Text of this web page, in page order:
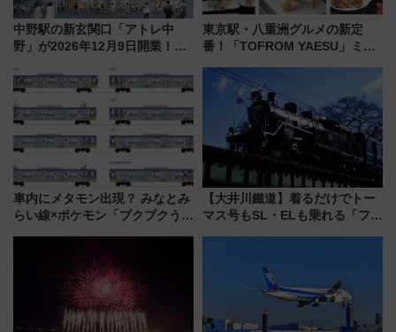
中野駅の新玄関口「アトレ中
野」が2026年12月9日開業！新
注目スポット
東京駅・八重洲グルメの新定
番！「TOFROM YAESU」ミシ
舗が集結した食の空間を徹底解
剖！（9/10開業）
車内にメタモン出現？ みなとみ
らい線×ポケモン「ブクブクうみ
行開始に！ この夏は直通列車で
【大井川鐵道】着るだけでトー
マス号もSL・ELも乗れる「フリ